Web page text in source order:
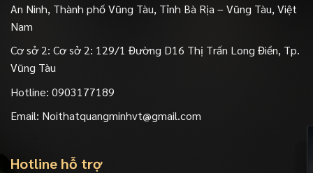
An Ninh, Thành phố Vũng Tàu, Tỉnh Bà Rịa – Vũng Tàu, Việt
Nam
Cơ sở 2: Cơ sở 2: 129/1 Đường D16 Thị Trấn Long Điền, Tp.
Vũng Tàu
Hotline: 0903177189
Email: Noithatquangminhvt@gmail.com
Hotline hỗ trợ